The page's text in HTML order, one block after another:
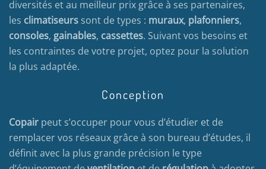
diversités et au meilleur prix grâce à ses partenaires,
les climatiseurs sont de types : muraux, plafonniers,
consoles, gainables, cassettes. Suivant vos besoins et
les contraintes de votre projet, optez pour la solution
la plus adaptée.
Conception
Copair peut s’occuper pour vous d’étudier et de
remplacer vos réseaux grâce à son bureau d’études, il
définit avec la plus grande précision le type